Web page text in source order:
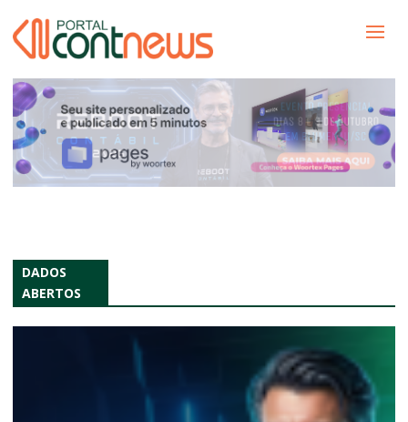
DADOS
ABERTOS